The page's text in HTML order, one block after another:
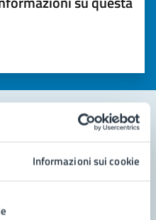
Informazioni sui cookie
(da 1 a 5 stelle)
valutare la chiarezza delle
su 5